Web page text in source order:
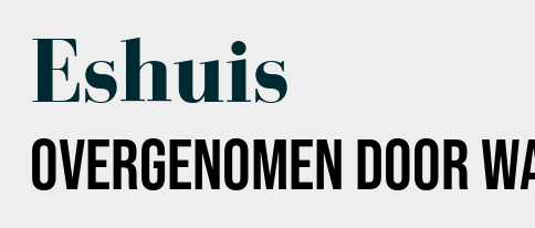
Eshuis
OVERGENOMEN DOOR